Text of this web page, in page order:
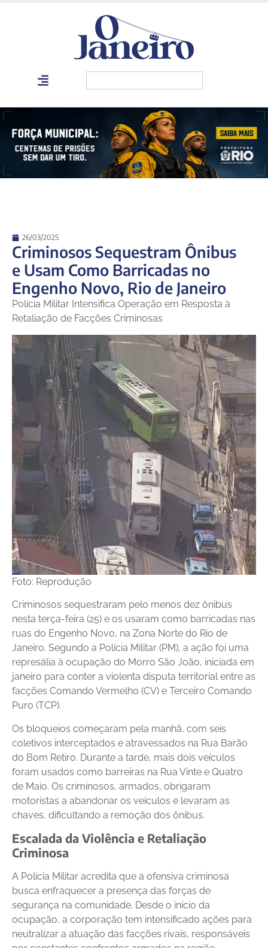
26/03/2025
Criminosos Sequestram Ônibus
e Usam Como Barricadas no
Engenho Novo, Rio de Janeiro
Polícia Militar Intensifica Operação em Resposta à
Retaliação de Facções Criminosas
Foto: Reprodução
Criminosos sequestraram pelo menos dez ônibus
nesta terça-feira (25) e os usaram como barricadas nas
ruas do Engenho Novo, na Zona Norte do Rio de
Janeiro. Segundo a Polícia Militar (PM), a ação foi uma
represália à ocupação do Morro São João, iniciada em
janeiro para conter a violenta disputa territorial entre as
facções Comando Vermelho (CV) e Terceiro Comando
Puro (TCP).
Os bloqueios começaram pela manhã, com seis
coletivos interceptados e atravessados na Rua Barão
do Bom Retiro. Durante a tarde, mais dois veículos
foram usados como barreiras na Rua Vinte e Quatro
de Maio. Os criminosos, armados, obrigaram
motoristas a abandonar os veículos e levaram as
chaves, dificultando a remoção dos ônibus.
Escalada da Violência e Retaliação
Criminosa
A Polícia Militar acredita que a ofensiva criminosa
busca enfraquecer a presença das forças de
segurança na comunidade. Desde o início da
ocupação, a corporação tem intensificado ações para
neutralizar a atuação das facções rivais, responsáveis